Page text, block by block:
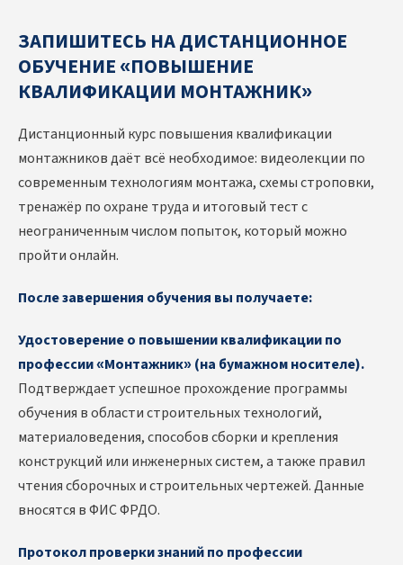
ЗАПИШИТЕСЬ НА ДИСТАНЦИОННОЕ
ОБУЧЕНИЕ «ПОВЫШЕНИЕ
КВАЛИФИКАЦИИ МОНТАЖНИК»
Дистанционный курс повышения квалификации
монтажников даёт всё необходимое: видеолекции по
современным технологиям монтажа, схемы строповки,
тренажёр по охране труда и итоговый тест с
неограниченным числом попыток, который можно
пройти онлайн.
После завершения обучения вы получаете:
Удостоверение о повышении квалификации по
профессии «Монтажник» (на бумажном носителе).
Подтверждает успешное прохождение программы
обучения в области строительных технологий,
материаловедения, способов сборки и крепления
конструкций или инженерных систем, а также правил
чтения сборочных и строительных чертежей. Данные
вносятся в ФИС ФРДО.
Протокол проверки знаний по профессии